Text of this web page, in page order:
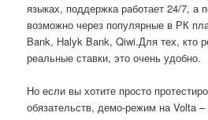
языках, поддержка работает 24/7, а
возможно через популярные в РК
Bank, Halyk Bank, Qiwi.Для тех, кто
реальные ставки, это очень удобно.
Но если вы хотите просто
обязательств, демо-режим на Volta